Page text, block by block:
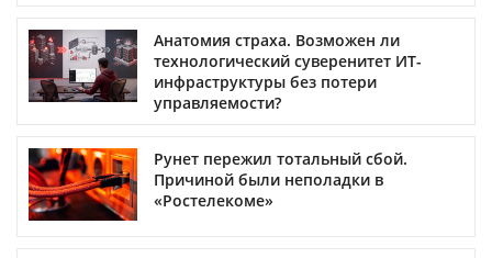
Анатомия страха. Возможен ли
технологический суверенитет ИТ-
инфраструктуры без потери
управляемости?
Рунет пережил тотальный сбой.
Причиной были неполадки в
«Ростелекоме»